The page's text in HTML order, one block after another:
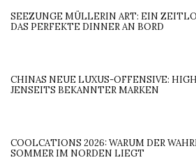
SEEZUNGE MÜLLERIN ART: EIN
DAS PERFEKTE DINNER AN BORD
CHINAS NEUE LUXUS-OFFENSIVE:
JENSEITS BEKANNTER MARKEN
COOLCATIONS 2026: WARUM DER
SOMMER IM NORDEN LIEGT